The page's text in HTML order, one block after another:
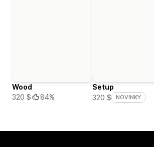
Wood
320 $
84%
Setup
320 $
NOVINKY